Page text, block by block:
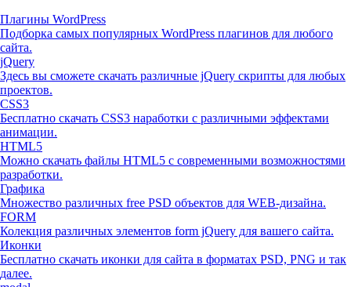
Плагины WordPress
Подборка самых популярных WordPress плагинов для любого
сайта.
jQuery
Здесь вы сможете скачать различные jQuery скрипты для любых
проектов.
CSS3
Бесплатно скачать CSS3 наработки с различными эффектами
анимации.
HTML5
Можно скачать файлы HTML5 с современными возможностями
разработки.
Графика
Множество различных free PSD объектов для WEB-дизайна.
FORM
Колекция различных элементов form jQuery для вашего сайта.
Иконки
Бесплатно скачать иконки для сайта в форматах PSD, PNG и так
далее.